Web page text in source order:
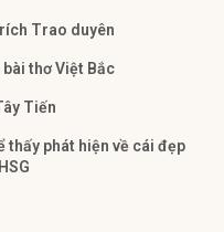
Trao duyên
thơ Việt Bắc
Tiến
thấy phát hiện về cái đẹp